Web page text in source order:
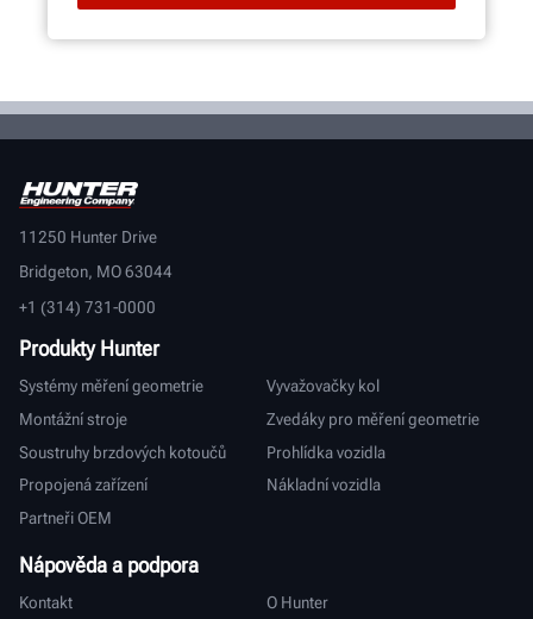
11250 Hunter Drive
Bridgeton, MO 63044
+1 (314) 731-0000
Produkty Hunter
Systémy měření geometrie
Vyvažovačky kol
Montážní stroje
Zvedáky pro měření geometrie
Soustruhy brzdových kotoučů
Prohlídka vozidla
Propojená zařízení
Nákladní vozidla
Partneři OEM
Nápověda a podpora
Kontakt O Hunter